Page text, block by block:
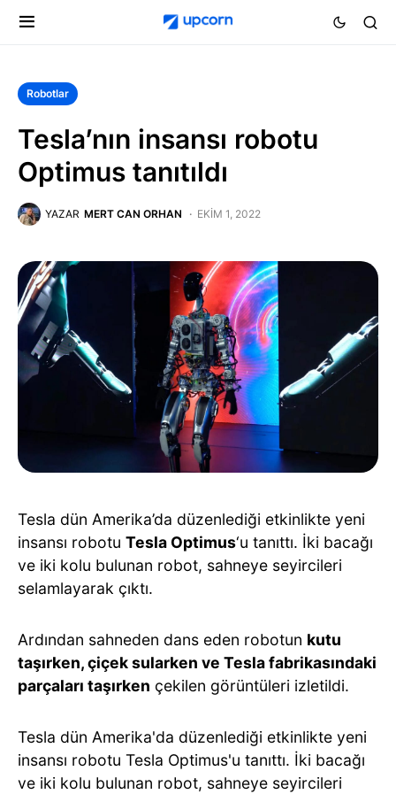
Robotlar
Tesla’nın insansı robotu
Optimus tanıtıldı
YAZAR MERT CAN ORHAN EKIM 1, 2022
Tesla dün Amerika’da düzenlediği etkinlikte yeni
insansı robotu Tesla Optimus‘u tanıttı. İki bacağı
ve iki kolu bulunan robot, sahneye seyircileri
selamlayarak çıktı.
Ardından sahneden dans eden robotun kutu
taşırken, çiçek sularken ve Tesla fabrikasındaki
parçaları taşırken çekilen görüntüleri izletildi.
Tesla dün Amerika'da düzenlediği etkinlikte yeni
insansı robotu Tesla Optimus'u tanıttı. İki bacağı
ve iki kolu bulunan robot, sahneye seyircileri